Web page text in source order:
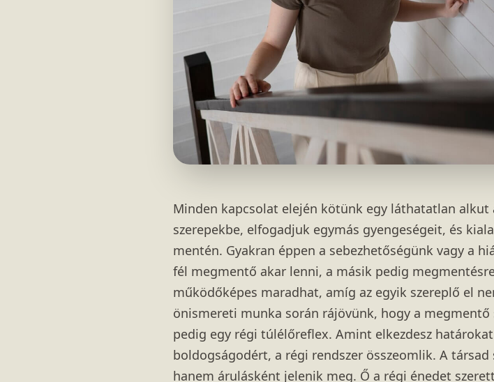
Minden kapcsolat elején kötünk egy láthatatlan alkut
szerepekbe, elfogadjuk egymás gyengeségeit, és
mentén. Gyakran éppen a sebezhetőségünk vagy a
fél megmentő akar lenni, a másik pedig
működőképes maradhat, amíg az egyik szereplő el
önismereti munka során rájövünk, hogy a
pedig egy régi túlélőreflex. Amint elkezdesz
boldogságodért, a régi rendszer összeomlik. A
hanem árulásként jelenik meg. Ő a régi énedet